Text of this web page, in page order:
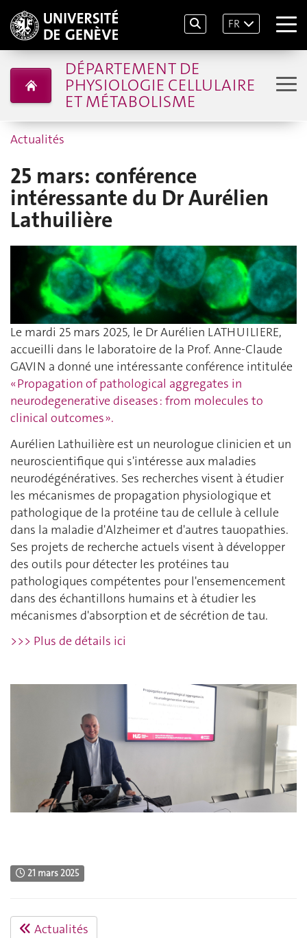
FR
DÉPARTEMENT DE
PHYSIOLOGIE CELLULAIRE
ET MÉTABOLISME
Actualités
25 mars: conférence
intéressante du Dr Aurélien
Lathuilière
Le mardi 25 mars 2025, le Dr Aurélien LATHUILIERE,
accueilli dans le laboratoire de la Prof. Anne-Claude
GAVIN a donné une intéressante conférence intitulée
« Propagation of pathological aggregates in
neurodegenerative diseases : from molecules to
clinical outcomes ».
Aurélien Lathuilière est un neurologue clinicien et un
neuroscientifique qui s'intéresse aux maladies
neurodégénératives. Ses recherches visent à étudier
les mécanismes de propagation physiologique et
pathologique de la protéine tau de cellule à cellule
dans la maladie d'Alzheimer et d'autres tauopathies.
Ses projets de recherche actuels visent à développer
des outils pour détecter les protéines tau
pathologiques compétentes pour l'ensemencement
dans des échantillons humains et à étudier les
mécanismes d'absorption et de sécrétion de tau.
>>> Plus de détails ici
21 mars 2025
Actualités